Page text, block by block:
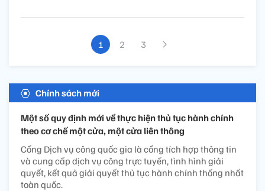
1 2 3
Chính sách mới
Một số quy định mới về thực hiện thủ tục hành chính
theo cơ chế một cửa, một cửa liên thông
Cổng Dịch vụ công quốc gia là cổng tích hợp thông tin
và cung cấp dịch vụ công trực tuyến, tình hình giải
quyết, kết quả giải quyết thủ tục hành chính thống nhất
toàn quốc.